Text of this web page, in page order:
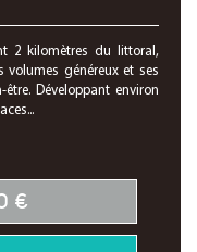
2 kilomètres du littoral,
volumes généreux et ses
Développant environ
€